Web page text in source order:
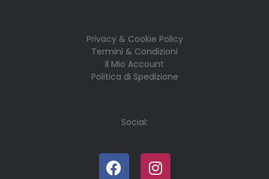
Privacy & Cookie Policy
Termini & Condizioni
Il Mio Account
Politica di Spedizione
Social: